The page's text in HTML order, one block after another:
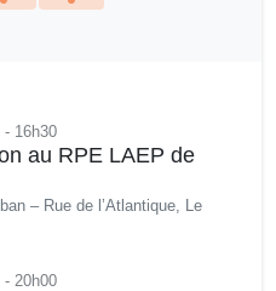
- 16h30
au RPE LAEP de
– Rue de l’Atlantique, Le
- 20h00